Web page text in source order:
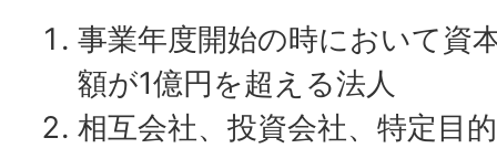
事業年度開始の時において資
額が1億円を超える法人
相互会社、投資会社、特定目